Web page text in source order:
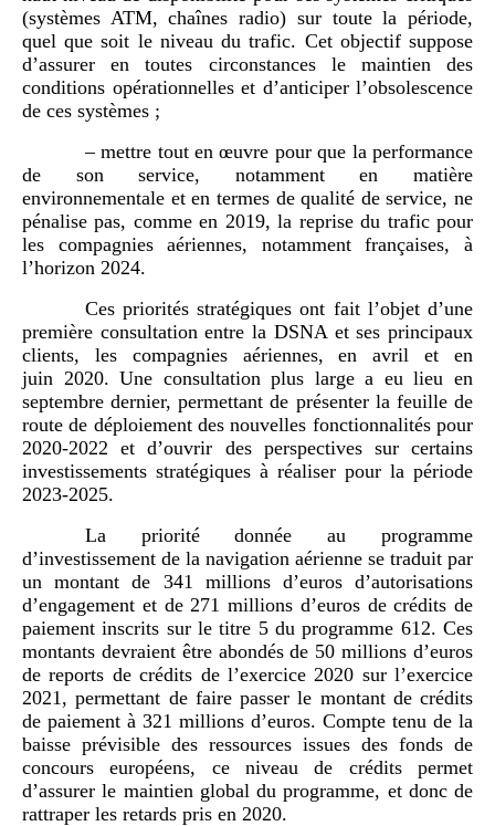
(systèmes ATM, chaînes radio) sur toute la période,
quel que soit le niveau du trafic. Cet objectif suppose
d’assurer en toutes circonstances le maintien des
conditions opérationnelles et d’anticiper l’obsolescence
de ces systèmes ;
– mettre tout en œuvre pour que la performance
de son service, notamment en matière
environnementale et en termes de qualité de service, ne
pénalise pas, comme en 2019, la reprise du trafic pour
les compagnies aériennes, notamment françaises, à
l’horizon 2024.
Ces priorités stratégiques ont fait l’objet d’une
première consultation entre la DSNA et ses principaux
clients, les compagnies aériennes, en avril et en
juin 2020. Une consultation plus large a eu lieu en
septembre dernier, permettant de présenter la feuille de
route de déploiement des nouvelles fonctionnalités pour
2020‑2022 et d’ouvrir des perspectives sur certains
investissements stratégiques à réaliser pour la période
2023‑2025.
La priorité donnée au programme
d’investissement de la navigation aérienne se traduit par
un montant de 341 millions d’euros d’autorisations
d’engagement et de 271 millions d’euros de crédits de
paiement inscrits sur le titre 5 du programme 612. Ces
montants devraient être abondés de 50 millions d’euros
de reports de crédits de l’exercice 2020 sur l’exercice
2021, permettant de faire passer le montant de crédits
de paiement à 321 millions d’euros. Compte tenu de la
baisse prévisible des ressources issues des fonds de
concours européens, ce niveau de crédits permet
d’assurer le maintien global du programme, et donc de
rattraper les retards pris en 2020.